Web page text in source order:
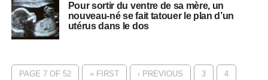
Pour sortir du ventre de sa mère, un
nouveau-né se fait tatouer le plan d’un
utérus dans le dos
PAGE 7 OF 52 « FIRST ‹ PREVIOUS 3 4